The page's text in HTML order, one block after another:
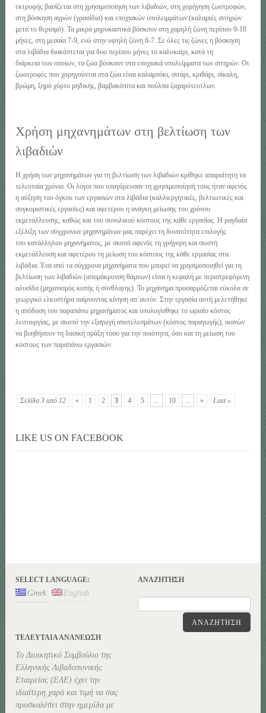
εκτροφής βασίζεται στη χρησιμοποίηση των λιβαδιών, στη χορήγηση ζωοτροφών,
στη βόσκηση αγρών (γρασίδια) και εποχιακών υπολειμμάτων (καλαμιές σιτηρών
μετά το θερισμό). Τα μικρά μηρυκαστικά βόσκουν στη χαμηλή ζώνη περίπου 9-10
μήνες, στη μεσαία 7-9, ενώ στην υψηλή ζώνη 6-7. Σε όλες τις ζώνες η βόσκηση
στα λιβάδια διακόπτεται για δυο περίπου μήνες το καλοκαίρι, κατά τη
διάρκεια των οποίων, τα ζώα βόσκουν στα εποχιακά υπολείμματα των σιτηρών. Οι
ζωοτροφές που χορηγούνται στα ζώα είναι καλαμπόκι, σιτάρι, κριθάρι, σίκαλη,
βρώμη, ξηρό χόρτο μηδικής, βαμβακόπιτα και πούλπα ζαχαρότευτλων.
Χρήση μηχανημάτων στη βελτίωση των
λιβαδιών
Η χρήση των μηχανημάτων για τη βελτίωση των λιβαδιών κρίθηκε απαραίτητη τα
τελευταία χρόνια. Οι λόγοι που υπαγόρευσαν τη χρησιμοποίησή τους ήταν αφενός
η αύξηση του όγκου των εργασιών στα λιβάδια (καλλιεργητικές, βελτιωτικές και
συγκομιστικές εργασίες) και αφετέρου η ανάγκη μείωσης του χρόνου
εκμετάλλευσης, καθώς και του συνολικού κόστους της κάθε εργασίας. Η ραγδαία
εξέλιξη των σύγχρονων μηχανημάτων μας παρέχει τη δυνατότητα επιλογής
του κατάλληλου μηχανήματος, με σκοπό αφενός τη γρήγορη και σωστή
εκμετάλλευση και αφετέρου τη μείωση του κόστους της κάθε εργασίας στα
λιβάδια. Ένα από τα σύγχρονα μηχανήματα που μπορεί να χρησιμοποιηθεί για τη
βελτίωση των λιβαδιών (απομάκρυνση θάμνων) είναι η κεφαλή με περιστρεφόμενη
αλυσίδα (μηχανισμός κοπής ή σύνθλιψης). Το μηχάνημα προσαρμόζεται εύκολα σε
γεωργικό ελκυστήρα παίρνοντας κίνηση απ΄αυτόν. Στην εργασία αυτή μελετήθηκε
η απόδοση του παραπάνω μηχανήματος και υπολογίσθηκε το ωριαίο κόστος
λειτουργίας, με σκοπό την εξαγωγή αποτελεσμάτων (κόστος παραγωγής), ικανών
να βοηθήσουν τη δασική πράξη τόσο για την ποιότητα, όσο και τη μείωση του
κόστους των παραπάνω εργασιών.
Σελίδα 3 από 12 « 1 2 3 4 5 ... 10 ... » Last »
LIKE US ON FACEBOOK
SELECT LANGUAGE:
Greek English
ΑΝΑΖΉΤΗΣΗ
ΑΝΑΖΉΤΗΣΗ
ΤΕΛΕΥΤΑΊΑ ΑΝΑΝΕΏΣΗ
Το Διοικητικό Συμβούλιο της
Ελληνικής Λιβαδοπονικής
Εταιρείας (ΕΛΕ) έχει την
ιδιαίτερη χαρά και τιμή να σας
προσκαλέσει στην ημερίδα με